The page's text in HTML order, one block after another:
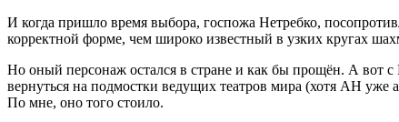
И когда пришло время выбора, госпожа Нетребко,
корректной форме, чем широко известный в узких кругах
Но оный персонаж остался в стране и как бы прощён. А вот
вернуться на подмостки ведущих театров мира (хотя АН уже
По мне, оно того стоило.